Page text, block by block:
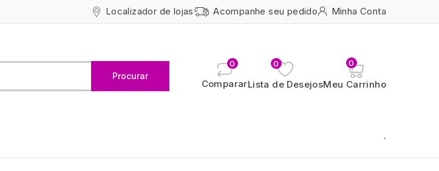
Localizador de lojas Acompanhe seu pedido Minha Conta
Procurar
Comparar
0
Lista de Desejos
0 0
Meu Carrinho
.